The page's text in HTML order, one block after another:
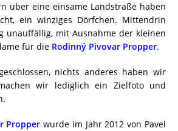
über eine einsame Landstraße haben
ein winziges Dörfchen. Mittendrin
unauffällig, mit Ausnahme der kleinen
für die Rodinný Pivovar Propper.
nichts anderes haben wir
wir lediglich ein Zielfoto und
Propper wurde im Jahr 2012 von Pavel